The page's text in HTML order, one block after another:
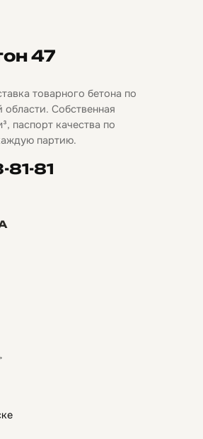
47
товарного бетона по
Собственная
паспорт качества по
партию.
81-81